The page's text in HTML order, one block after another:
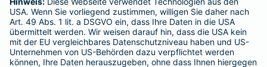
Adresse ändern
Schaden melden
Kilometerstandsmeldung
Serviceübersicht